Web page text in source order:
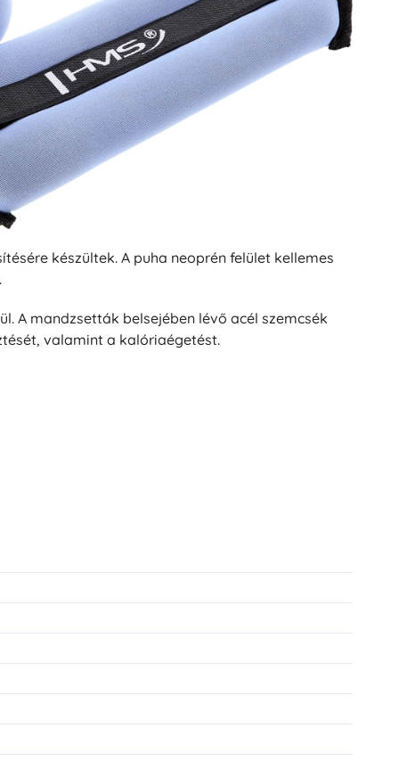
készültek. A puha neoprén felület kellemes
A mandzsetták belsejében lévő acél szemcsék
valamint a kalóriaégetést.